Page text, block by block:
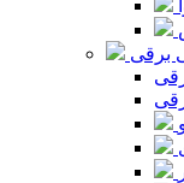
برقی